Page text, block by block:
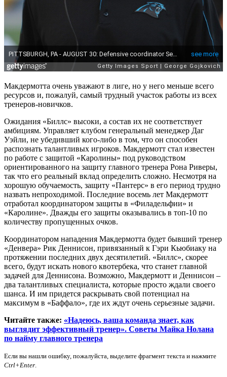
Макдермотта очень уважают в лиге, но у него меньше всего
ресурсов и, пожалуй, самый трудный участок работы из всех
тренеров-новичков.
Ожидания «Биллс» высоки, а состав их не соответствует
амбициям. Управляет клубом генеральный менеджер Даг
Уэйли, не убедивший кого-либо в том, что он способен
распознать талантливых игроков. Макдермотт стал известен
по работе с защитой «Каролины» под руководством
ориентированного на защиту главного тренера Рона Риверы,
так что его реальный вклад определить сложно. Несмотря на
хорошую обучаемость, защиту «Пантерс» в его период трудно
назвать непроходимой. Последние восемь лет Макдермотт
отработал координатором защиты в «Филадельфии» и
«Каролине». Дважды его защиты оказывались в топ-10 по
количеству пропущенных очков.
Координатором нападения Макдермотта будет бывший тренер
«Денвера» Рик Деннисон, привязанный к Гэри Кьюбиаку на
протяжении последних двух десятилетий. «Биллс», скорее
всего, будут искать нового квотербека, что станет главной
задачей для Деннисона. Возможно, Макдермотт и Деннисон –
два талантливых специалиста, которые просто ждали своего
шанса. И им придется раскрывать свой потенциал на
максимум в «Баффало», где их ждут очень серьезные задачи.
Читайте также: «Надеюсь, ваша команда знает, как
выглядит эффективный тренер». Советы Майка Нолана
по найму главного тренера
Если вы нашли ошибку, пожалуйста, выделите фрагмент текста и нажмите
Ctrl+Enter.